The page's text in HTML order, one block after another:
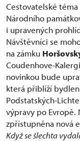
Cestovatelské
Národního
i upravených
Návštěvníci se
na zámku
Coudenhove-
novinkou bude
která přiblíží
Podstatských-
výpravy po Evropě.
zpřístupněna nová
Když se šlechta